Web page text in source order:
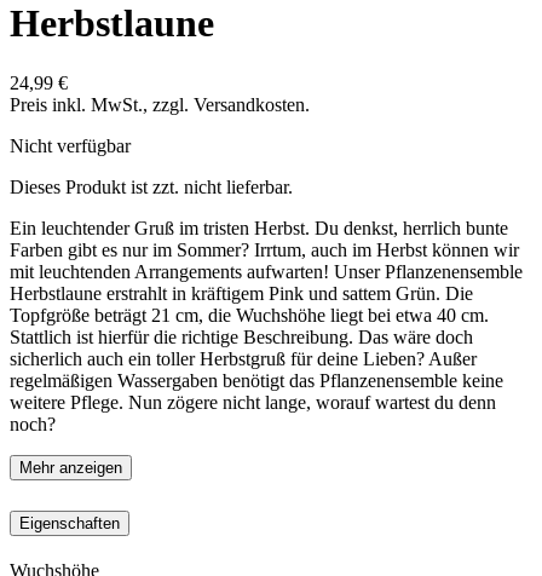
Herbstlaune
24,99 €
Preis inkl. MwSt., zzgl. Versandkosten.
Nicht verfügbar
Dieses Produkt ist zzt. nicht lieferbar.
Ein leuchtender Gruß im tristen Herbst. Du denkst, herrlich bunte
Farben gibt es nur im Sommer? Irrtum, auch im Herbst können wir
mit leuchtenden Arrangements aufwarten! Unser Pflanzenensemble
Herbstlaune erstrahlt in kräftigem Pink und sattem Grün. Die
Topfgröße beträgt 21 cm, die Wuchshöhe liegt bei etwa 40 cm.
Stattlich ist hierfür die richtige Beschreibung. Das wäre doch
sicherlich auch ein toller Herbstgruß für deine Lieben? Außer
regelmäßigen Wassergaben benötigt das Pflanzenensemble keine
weitere Pflege. Nun zögere nicht lange, worauf wartest du denn
noch?
Mehr anzeigen
Eigenschaften
Wuchshöhe